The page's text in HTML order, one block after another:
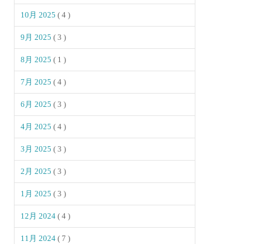
10月 2025( 4 )
9月 2025( 3 )
8月 2025( 1 )
7月 2025( 4 )
6月 2025( 3 )
4月 2025( 4 )
3月 2025( 3 )
2月 2025( 3 )
1月 2025( 3 )
12月 2024( 4 )
11月 2024( 7 )